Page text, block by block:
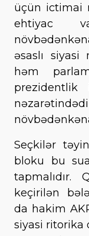
üçün ictimai
ehtiyac
əsaslı
həm
prezidentlik
Seçkilər
bloku bu
keçirilən
da hakim
siyasi ritorika